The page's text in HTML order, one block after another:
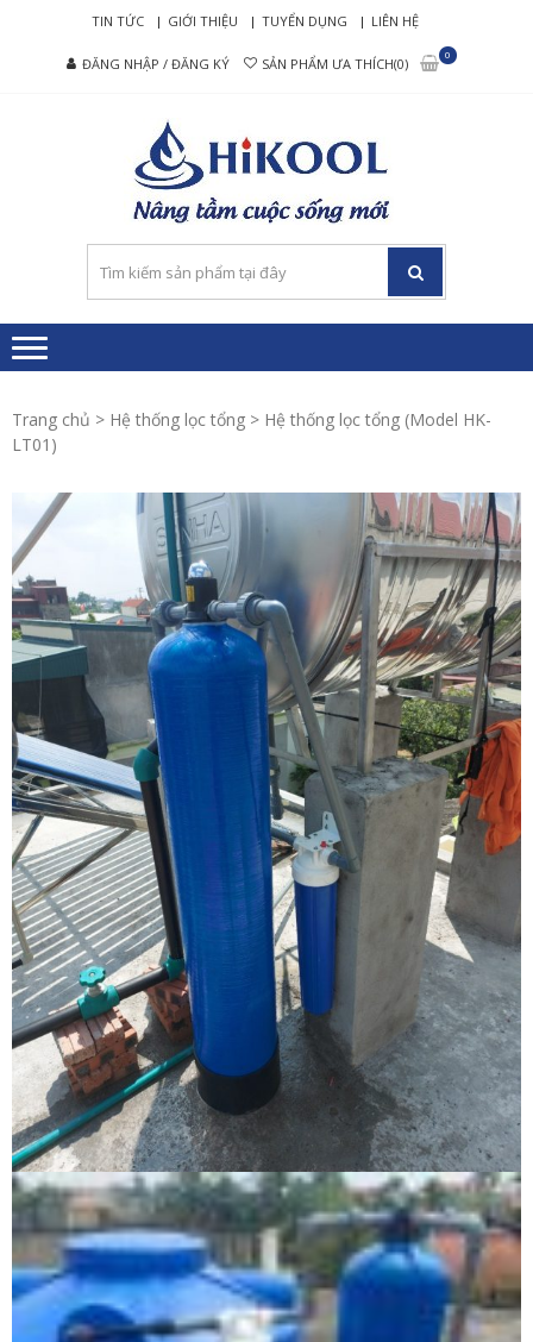
navigation
content
TIN TỨC GIỚI THIỆU TUYỂN DỤNG LIÊN HỆ
ĐĂNG NHẬP / ĐĂNG KÝ SẢN PHẨM ƯA THÍCH(0)
0
–
RO
CẤP
Trang chủ > Hệ thống lọc tổng > Hệ thống lọc tổng (Model HK-
LT01)